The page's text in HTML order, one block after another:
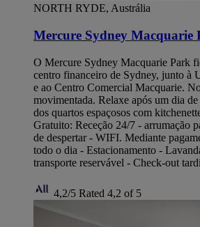
NORTH RYDE, Austrália
Mercure Sydney Macquarie
O Mercure Sydney Macquarie Park
centro financeiro de Sydney, junto à
e ao Centro Comercial Macquarie.
movimentada. Relaxe após um dia
dos quartos espaçosos com
Gratuito: Receção 24/7 - arrumação
de despertar - WIFI. Mediante
todo o dia - Estacionamento -
transporte reservável - Check-out
4,2/5 Rated 4,2 of 5